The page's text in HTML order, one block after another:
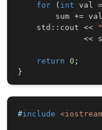
for
( int val =
        sum
+= val
    std
:: cout <<
<<
return 0 ;
}
#include